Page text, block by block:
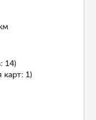
14)
карт: 1)